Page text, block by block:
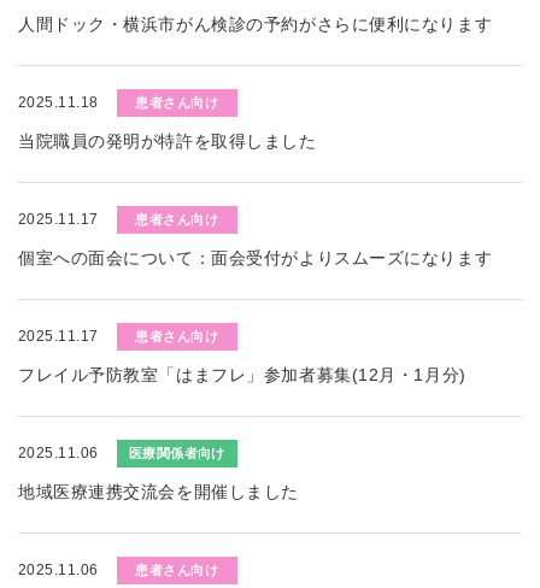
人間ドック・横浜市がん検診の予約がさらに便利になります
2025.11.18 患者さん向け
当院職員の発明が特許を取得しました
2025.11.17 患者さん向け
個室への面会について：面会受付がよりスムーズになります
2025.11.17 患者さん向け
フレイル予防教室「はまフレ」参加者募集(12月・1月分)
2025.11.06 医療関係者向け
地域医療連携交流会を開催しました
2025.11.06 患者さん向け